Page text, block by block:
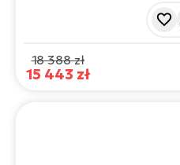
niezwykle mocnemu
pojemności 800 Wh z
18 388 zł
15 443 zł